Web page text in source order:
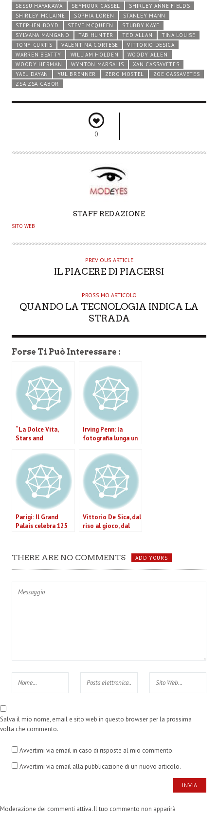
SESSU HAYAKAWA SEYMOUR CASSEL
SHIRLEY ANNE FIELDS
SHIRLEY MCLAINE
SOPHIA LOREN
STANLEY MANN
STEPHEN BOYD
STEVE MCQUEEN
STUBBY KAYE
SYLVANA MANGANO
TAB HUNTER TED ALLAN
TINA LOUISE
TONY CURTIS
VALENTINA CORTESE
VITTORIO DESICA
WARREN BEATTY
WILLIAM HOLDEN
WOODY ALLEN
WOODY HERMAN
WYNTON MARSALIS
XAN CASSAVETES
YAEL DAYAN
YUL BRENNER ZERO MOSTEL
ZOE CASSAVETES
ZSA ZSA GABOR
0
U
H
STAFF REDAZIONE
SITO WEB
PREVIOUS ARTICLE
IL PIACERE DI PIACERSI
PROSSIMO ARTICOLO
QUANDO LA TECNOLOGIA INDICA LA
STRADA
Forse Ti Può Interessare :
“La Dolce Vita,
Stars and
Italian Fifties” in
mostra a Roma
Irving Penn: la
fotografia lunga un
Parigi: Il Grand
Palais celebra 125
Vittorio De Sica, dal
riso al gioco, dal
l’uomo e l’artista.
THERE ARE NO COMMENTS ADD YOURS
Salva il mio nome, email e sito web in questo browser per la prossima
volta che commento.
Avvertimi via email in caso di risposte al mio commento.
Avvertimi via email alla pubblicazione di un nuovo articolo.
Moderazione dei commenti attiva. Il tuo commento non apparirà